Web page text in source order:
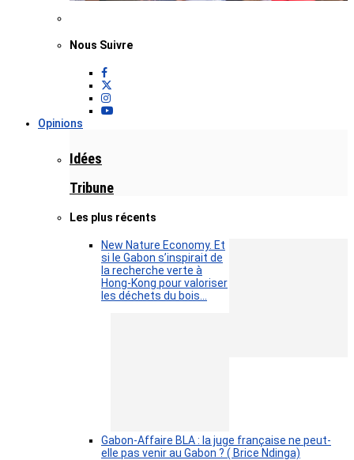
Nous Suivre
Opinions
Idées
Tribune
Les plus récents
New Nature Economy. Et
si le Gabon s’inspirait de
la recherche verte à
Hong-Kong pour valoriser
les déchets du bois…
Gabon-Affaire BLA : la juge française ne peut-
elle pas venir au Gabon ? ( Brice Ndinga)